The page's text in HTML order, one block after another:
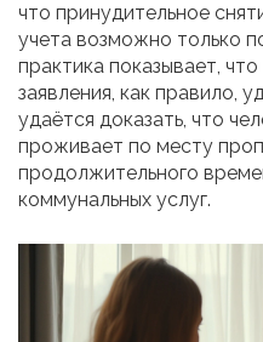
что принудительное
учета возможно только
практика показывает,
заявления, как правило,
удаётся доказать, что
проживает по месту
продолжительного
коммунальных услуг.